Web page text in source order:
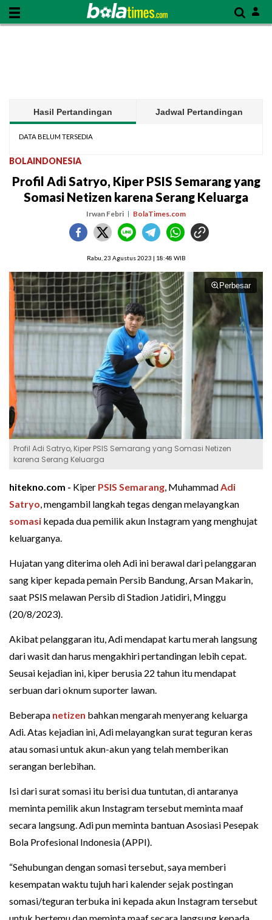
Hasil Pertandingan Jadwal Pertandingan
DATA BELUM TERSEDIA
BOLAINDONESIA
Profil Adi Satryo, Kiper PSIS Semarang yang
Somasi Netizen karena Serang Keluarga
Irwan Febri BolaTimes.com
Rabu, 23 Agustus 2023 | 18:48 WIB
Perbesar
Profil Adi Satryo, Kiper PSIS Semarang yang Somasi Netizen
karena Serang Keluarga
hitekno.com - Kiper PSIS Semarang, MuhammadAdi
Satryo, mengambil langkah tegas dengan melayangkan
somasi kepada dua pemilik akun Instagram yang menghujat
keluarganya.
Hujatan yang diterima oleh Adi ini berawal dari pelanggaran
sang kiper kepada pemain Persib Bandung, Arsan Makarin,
saat PSIS melawan Persib di Stadion Jatidiri, Minggu
(20/8/2023).
Akibat pelanggaran itu, Adi mendapat kartu merah langsung
dari wasit dan harus mengakhiri pertandingan lebih cepat.
Seusai kejadian ini, kiper berusia 22 tahun itu mendapat
serbuan dari oknum suporter lawan.
Beberapa netizen bahkan mengarah menyerang keluarga
Adi. Atas kejadian ini, Adi melayangkan surat teguran keras
atau somasi untuk akun-akun yang telah memberikan
serangan berlebihan.
Isi dari surat somasi itu berisi dua tuntutan, di antaranya
meminta pemilik akun Instagram tersebut meminta maaf
secara langsung. Adi pun meminta bantuan Asosiasi Pesepak
Bola Profesional Indonesia (APPI).
“Sehubungan dengan somasi tersebut, saya memberi
kesempatan waktu tujuh hari kalender sejak postingan
somasi/teguran terbuka ini kepada akun Instagram tersebut